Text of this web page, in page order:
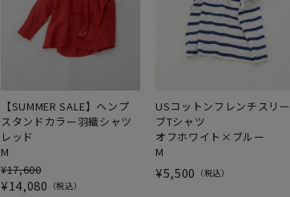
【SUMMER SALE】ヘンプ
スタンドカラー羽織シャツ
レッド
M
¥17,600
¥14,080 税込
USコットンフレンチスリー
ブTシャツ
オフホワイト×ブルー
M
¥5,500 税込